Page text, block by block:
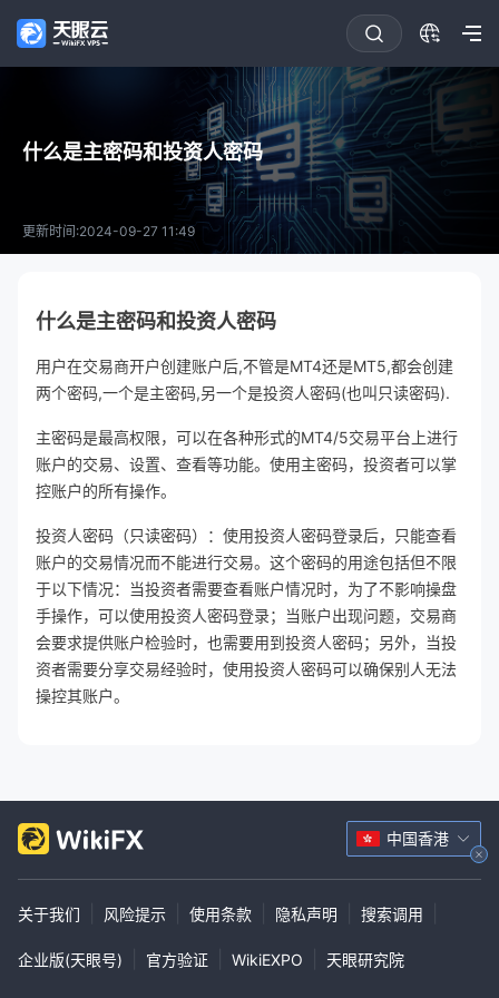
什么是主密码和投资人密码
更新时间:2024-09-27 11:49
什么是主密码和投资人密码
用户在交易商开户创建账户后,不管是MT4还是MT5,都会创建
两个密码,一个是主密码,另一个是投资人密码(也叫只读密码).
主密码是最高权限，可以在各种形式的MT4/5交易平台上进行
账户的交易、设置、查看等功能。使用主密码，投资者可以掌
控账户的所有操作。
投资人密码（只读密码）：使用投资人密码登录后，只能查看
账户的交易情况而不能进行交易。这个密码的用途包括但不限
于以下情况：当投资者需要查看账户情况时，为了不影响操盘
手操作，可以使用投资人密码登录；当账户出现问题，交易商
会要求提供账户检验时，也需要用到投资人密码；另外，当投
资者需要分享交易经验时，使用投资人密码可以确保别人无法
操控其账户。
中国香港
关于我们 风险提示 使用条款 隐私声明 搜索调用
企业版(天眼号) 官方验证 WikiEXPO 天眼研究院